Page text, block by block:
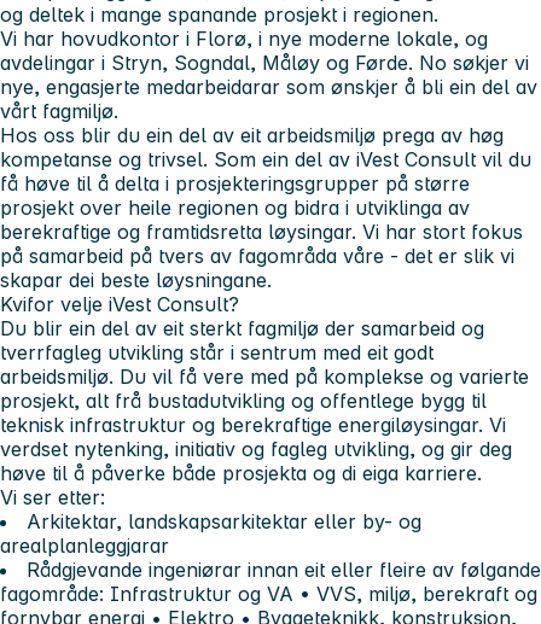
og deltek i mange spanande prosjekt i regionen.
Vi har hovudkontor i Florø, i nye moderne lokale, og
avdelingar i Stryn, Sogndal, Måløy og Førde. No søkjer vi
nye, engasjerte medarbeidarar som ønskjer å bli ein del av
vårt fagmiljø.
Hos oss blir du ein del av eit arbeidsmiljø prega av høg
kompetanse og trivsel. Som ein del av iVest Consult vil du
få høve til å delta i prosjekteringsgrupper på større
prosjekt over heile regionen og bidra i utviklinga av
berekraftige og framtidsretta løysingar. Vi har stort fokus
på samarbeid på tvers av fagområda våre - det er slik vi
skapar dei beste løysningane.
Kvifor velje iVest Consult?
Du blir ein del av eit sterkt fagmiljø der samarbeid og
tverrfagleg utvikling står i sentrum med eit godt
arbeidsmiljø. Du vil få vere med på komplekse og varierte
prosjekt, alt frå bustadutvikling og offentlege bygg til
teknisk infrastruktur og berekraftige energiløysingar. Vi
verdset nytenking, initiativ og fagleg utvikling, og gir deg
høve til å påverke både prosjekta og di eiga karriere.
Vi ser etter:
Arkitektar, landskapsarkitektar eller by- og
arealplanleggjarar
Rådgjevande ingeniørar innan eit eller fleire av følgande
fagområde: Infrastruktur og VA • VVS, miljø, berekraft og
fornybar energi • Elektro • Byggeteknikk, konstruksjon,